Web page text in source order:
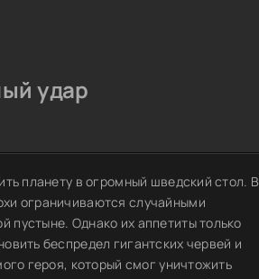
удар
планету в огромный шведский стол. В
ограничиваются случайными
пустыне. Однако их аппетиты только
беспредел гигантских червей и
героя, который смог уничтожить